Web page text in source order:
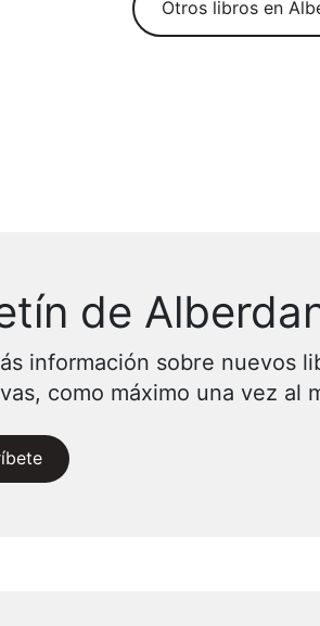
Otros libros en
de
información sobre nuevos
como máximo una vez al